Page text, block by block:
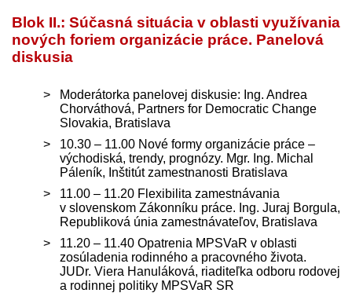
Blok II.: Súčasná situácia v oblasti využívania
nových foriem organizácie práce. Panelová
diskusia
Moderátorka panelovej diskusie: Ing. Andrea
Chorváthová, Partners for Democratic Change
Slovakia, Bratislava
10.30 – 11.00 Nové formy organizácie práce –
východiská, trendy, prognózy. Mgr. Ing. Michal
Páleník, Inštitút zamestnanosti Bratislava
11.00 – 11.20 Flexibilita zamestnávania
v slovenskom Zákonníku práce. Ing. Juraj Borgula,
Republiková únia zamest­návateľov, Bratislava
11.20 – 11.40 Opatrenia MPSVaR v oblasti
zosúladenia rodinného a pracovného života.
JUDr. Viera Hanuláková, riaditeľka odboru rodovej
a rodinnej politiky MPSVaR SR